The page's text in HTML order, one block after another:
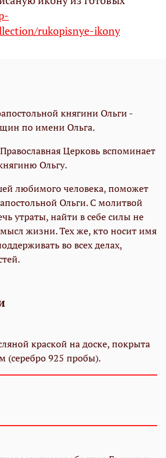
rukopisnye-ikony
княгини Ольги -
по имени Ольга.
Церковь вспоминает
Ольгу.
любимого человека, поможет
Ольги. С молитвой
утраты, найти в себе силы не
жизни. Тех же, кто носит имя
во всех делах,
краской на доске, покрыта
(серебро 925 пробы).